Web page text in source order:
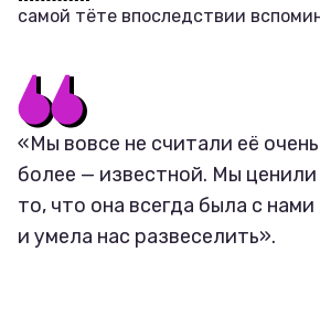
самой тёте впоследствии
«Мы вовсе не считали её
более — известной. Мы ценили
то, что она всегда была с
и умела нас развеселить».